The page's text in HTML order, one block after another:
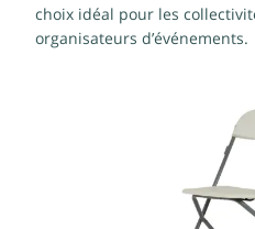
choix idéal pour les
organisateurs d’événements.